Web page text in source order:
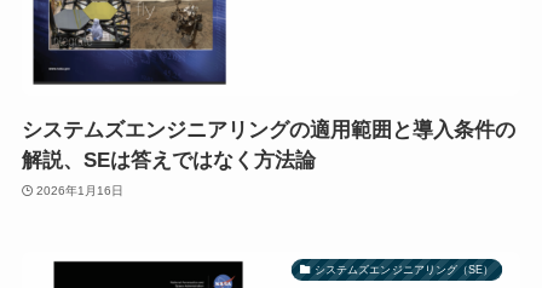
システムズエンジニアリングの適用範囲と導入条件の
解説、SEは答えではなく方法論
2026年1月16日
システムズエンジニアリング（SE）